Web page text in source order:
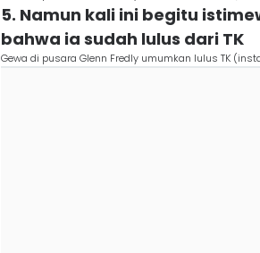
5. Namun kali ini begitu
bahwa ia sudah lulus dari TK
Gewa di pusara Glenn Fredly umumkan lulus TK